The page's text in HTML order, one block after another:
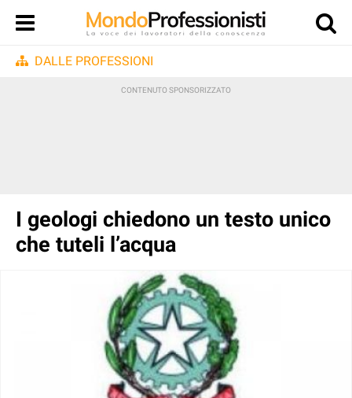
DALLE PROFESSIONI
I geologi chiedono un testo unico
che tuteli l’acqua